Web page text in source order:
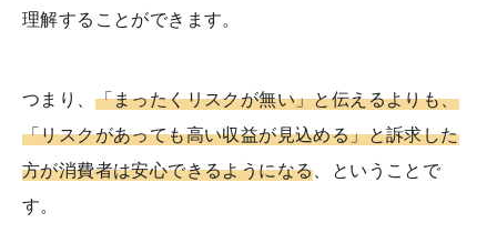
理解することができます。
つまり、 「まったくリスクが無い」と伝えるよりも、
「リスクがあっても高い収益が見込める」と訴求した
方が消費者は安心できるようになる、ということで
す。